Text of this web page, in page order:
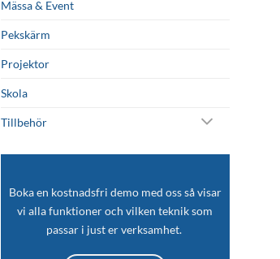
Mässa & Event
Pekskärm
Projektor
Skola
Tillbehör
Boka en kostnadsfri demo med oss så visar
vi alla funktioner och vilken teknik som
passar i just er verksamhet.